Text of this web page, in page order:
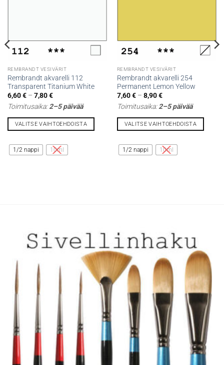
REMBRANDT VESIVÄRIT
Rembrandt akvarelli 112
Transparent Titanium White
6,60€ – 7,80€Hintaluokka:
-
Toimitusaika:2–5 päivää
VALITSE VAIHTOEHDOISTA
tuotteella
on
1/2 nappi 10ml
REMBRANDT VESIVÄRIT
Rembrandt akvarelli 254
Permanent Lemon Yellow
7,60€ – 8,90€Hintaluokka:
-
Toimitusaika:2–5 päivää
VALITSE VAIHTOEHDOISTA
tuotteella
on
1/2 nappi 10ml